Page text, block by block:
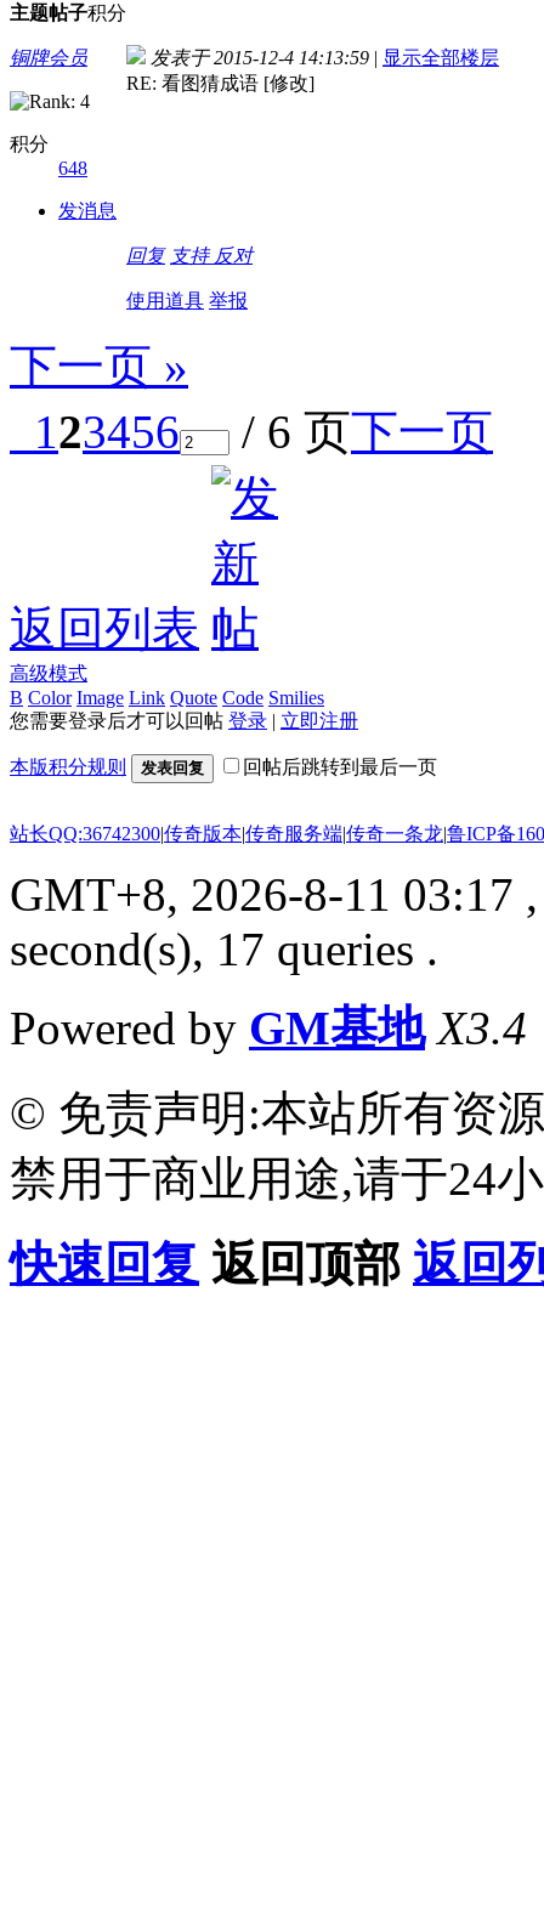
主题帖子积分
铜牌会员
积分
648
发消息
发表于 2015-12-4 14:13:59 | 显示全部楼层
RE: 看图猜成语 [修改]
回复 支持 反对
使用道具 举报
下一页 »
123456 / 6 页下一页
返回列表
高级模式
B Color Image Link Quote Code Smilies
您需要登录后才可以回帖 登录 | 立即注册
本版积分规则 发表回复 回帖后跳转到最后一页
站长QQ:36742300|传奇版本|传奇服务端|传奇一条龙|鲁ICP备
GMT+8, 2026-8-11 03:17
second(s), 17 queries .
Powered by GM基地 X3.4
© 免责声明:本站所有资
禁用于商业用途,请于24
快速回复 返回顶部 返回